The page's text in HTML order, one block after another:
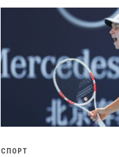
СПОРТ